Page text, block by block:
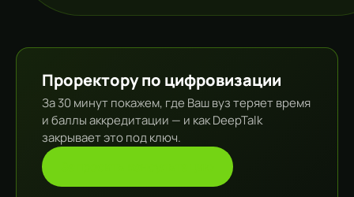
Проректору по цифровизации
За 30 минут покажем, где Ваш вуз теряет время
и баллы аккредитации — и как DeepTalk
закрывает это под ключ.